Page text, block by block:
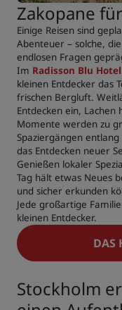
Zakopane
Einige Reisen sind
Abenteuer – solche,
endlosen Fragen
Im Radisson Blu
kleinen Entdecker das
frischen Bergluft.
Entdecken ein, Lachen
Momente werden zu
Spaziergängen
das Entdecken neuer
Genießen lokaler
Tag hält etwas Neues
und sicher erkunden
Jede großartige
kleinen Entdecker.
DAS
Stockholm